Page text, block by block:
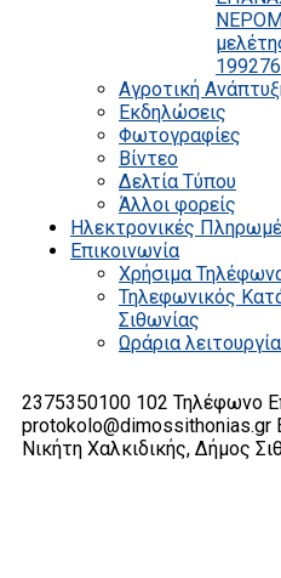
Αγροτική
Εκδηλώσεις
Φωτογραφίες
Βίντεο
Δελτία Τύπου
Άλλοι φορείς
Ηλεκτρονικές
Επικοινωνία
Χρήσιμα
Τηλεφωνικός
Σιθωνίας
Ωράρια
2375350100 102 Τηλέφωνο
protokolo@dimossithonias.gr
Νικήτη Χαλκιδικής, Δήμος